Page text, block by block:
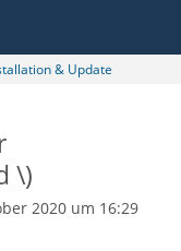
& Update
\)
2020 um 16:29